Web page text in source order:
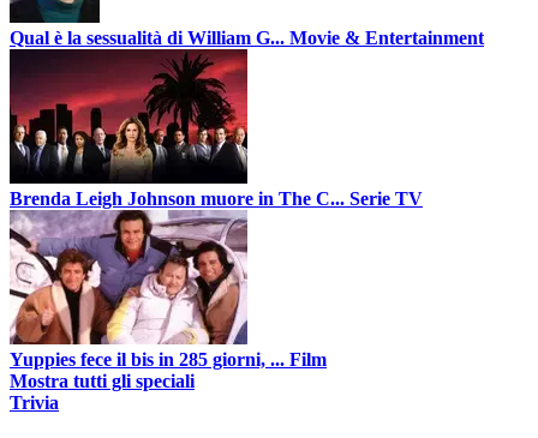
Qual è la sessualità di William G... Movie & Entertainment
Brenda Leigh Johnson muore in The C... Serie TV
Yuppies fece il bis in 285 giorni, ... Film
Mostra tutti gli speciali
Trivia